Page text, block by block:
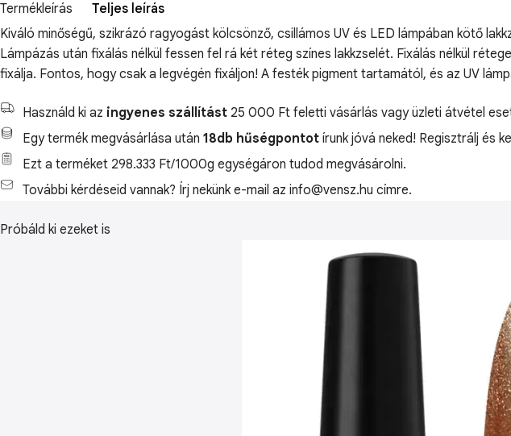
Termékleírás
Teljes leírás
Kiváló minőségű, szikrázó ragyogást kölcsönző, csillámos UV és LED lámpában kötő
Lámpázás után fixálás nélkül fessen fel rá két réteg színes lakkzselét. Fixálás nélkül
fixálja. Fontos, hogy csak a legvégén fixáljon! A festék pigment tartamától, és az UV
Használd ki az ingyenes szállítást 25 000 Ft feletti vásárlás vagy üzleti átvétel
Egy termék megvásárlása után 18db hűségpontot írunk jóvá neked! Regisztrálj és
Ezt a terméket 298.333 Ft/1000g egységáron tudod megvásárolni.
További kérdéseid vannak? Írj nekünk e-mail az info@vensz.hu címre.
Próbáld ki ezeket is